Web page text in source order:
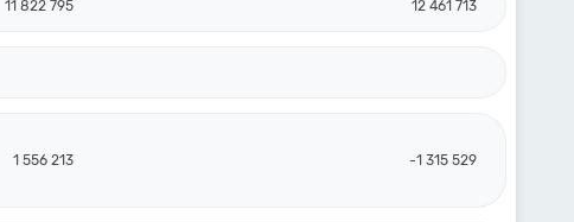
11 822 795 12 461 713
1 556 213 -1 315 529